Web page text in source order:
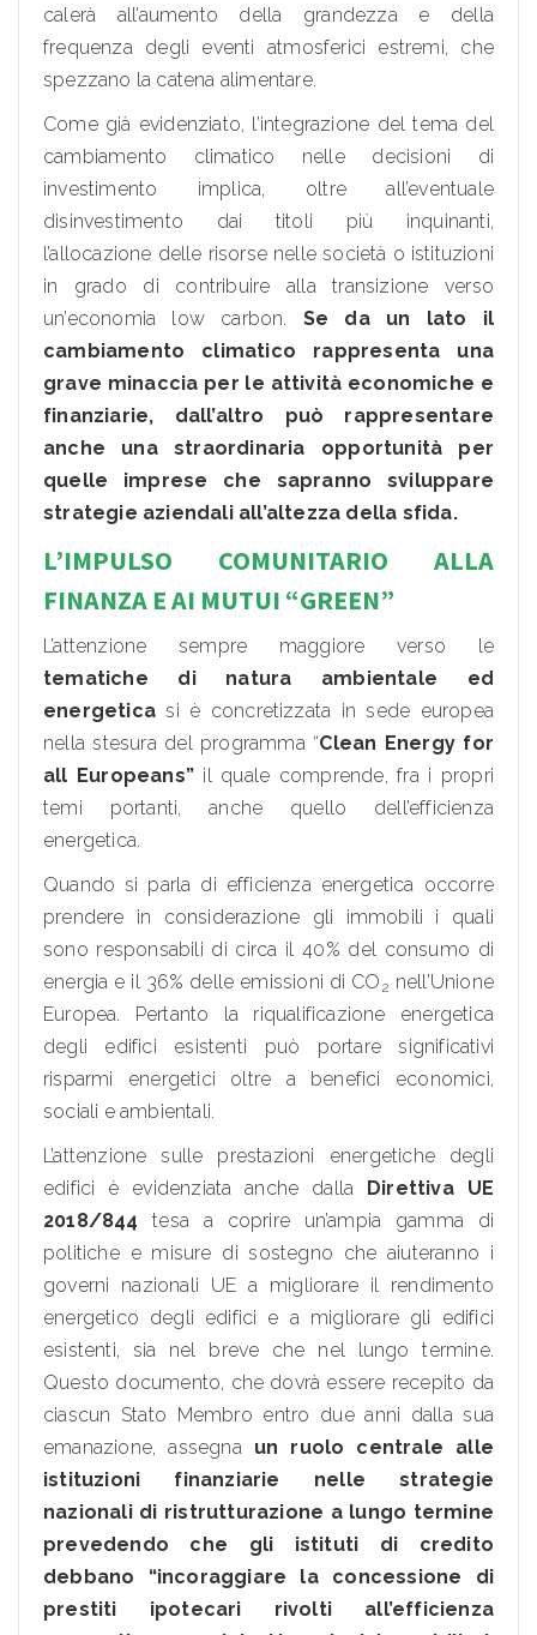
calerà all’aumento della grandezza e della
frequenza degli eventi atmosferici estremi, che
spezzano la catena alimentare.
Come già evidenziato, l’integrazione del tema del
cambiamento climatico nelle decisioni di
investimento implica, oltre all’eventuale
disinvestimento dai titoli più inquinanti,
l’allocazione delle risorse nelle società o istituzioni
in grado di contribuire alla transizione verso
un’economia low carbon. Se da un lato il
cambiamento climatico rappresenta una
grave minaccia per le attività economiche e
finanziarie, dall’altro può rappresentare
anche una straordinaria opportunità per
quelle imprese che sapranno sviluppare
strategie aziendali all’altezza della sfida.
L’IMPULSO COMUNITARIO ALLA
FINANZA E AI MUTUI “GREEN”
L’attenzione sempre maggiore verso le
tematiche di natura ambientale ed
energetica si è concretizzata in sede europea
nella stesura del programma “Clean Energy for
all Europeans” il quale comprende, fra i propri
temi portanti, anche quello dell’efficienza
energetica.
Quando si parla di efficienza energetica occorre
prendere in considerazione gli immobili i quali
sono responsabili di circa il 40% del consumo di
energia e il 36% delle emissioni di CO 2 nell’Unione
Europea. Pertanto la riqualificazione energetica
degli edifici esistenti può portare significativi
risparmi energetici oltre a benefici economici,
sociali e ambientali.
L’attenzione sulle prestazioni energetiche degli
edifici è evidenziata anche dalla Direttiva UE
2018/844 tesa a coprire un’ampia gamma di
politiche e misure di sostegno che aiuteranno i
governi nazionali UE a migliorare il rendimento
energetico degli edifici e a migliorare gli edifici
esistenti, sia nel breve che nel lungo termine.
Questo documento, che dovrà essere recepito da
ciascun Stato Membro entro due anni dalla sua
emanazione, assegna un ruolo centrale alle
istituzioni finanziarie nelle strategie
nazionali di ristrutturazione a lungo termine
prevedendo che gli istituti di credito
debbano “incoraggiare la concessione di
prestiti ipotecari rivolti all’efficienza